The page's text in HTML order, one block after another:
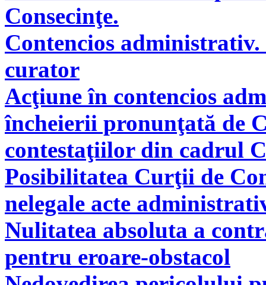
Consecinţe.
Contencios
curator
Acţiune în contencios
încheierii pronunţată de
contestaţiilor din cadrul
Posibilitatea Curţii de
nelegale acte
Nulitatea absoluta a
pentru eroare-obstacol